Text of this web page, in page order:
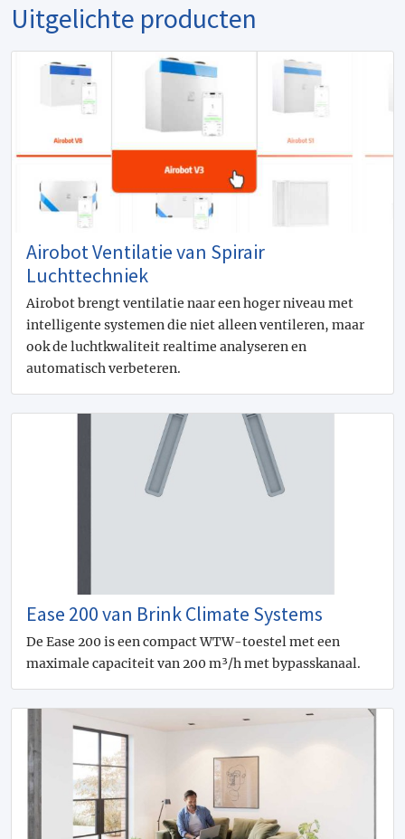
Uitgelichte producten
Airobot Ventilatie van Spirair
Luchttechniek
Airobot brengt ventilatie naar een hoger niveau met
intelligente systemen die niet alleen ventileren, maar
ook de luchtkwaliteit realtime analyseren en
automatisch verbeteren.
Ease 200 van Brink Climate Systems
De Ease 200 is een compact WTW-toestel met een
maximale capaciteit van 200 m³/h met bypasskanaal.